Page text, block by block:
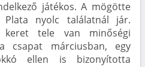
játékos. A mögötte
Plata nyolc találatnál jár.
tele van minőségi
csapat márciusban, egy
ellen is bizonyította